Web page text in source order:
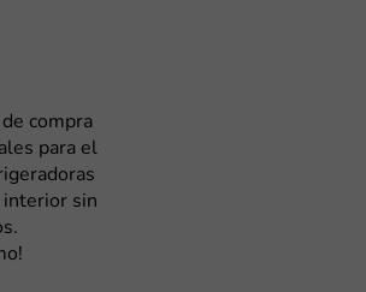
compra
para el
interior sin